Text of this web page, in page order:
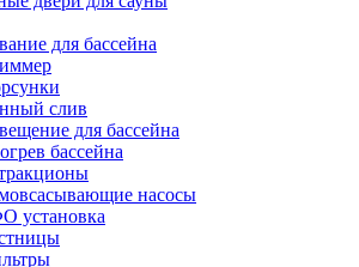
для бассейна
слив
для бассейна
бассейна
насосы
установка